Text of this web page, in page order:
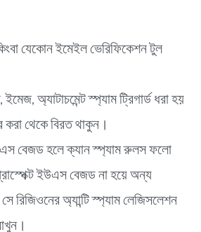
যেকোন ইমেইল ভেরিফিকেশন টুল
ইমেজ, অ্যাটাচমেন্ট স্প্যাম ট্রিগার্ড ধরা হয়
করা থেকে বিরত থাকুন।
বেজড হলে ক্যান স্প্যাম রুলস ফলো
ইউএস বেজড না হয়ে অন্য
রিজিওনের অ্যান্টি স্প্যাম লেজিসলেশন